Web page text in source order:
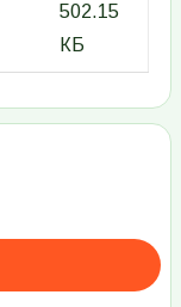
502.15
КБ